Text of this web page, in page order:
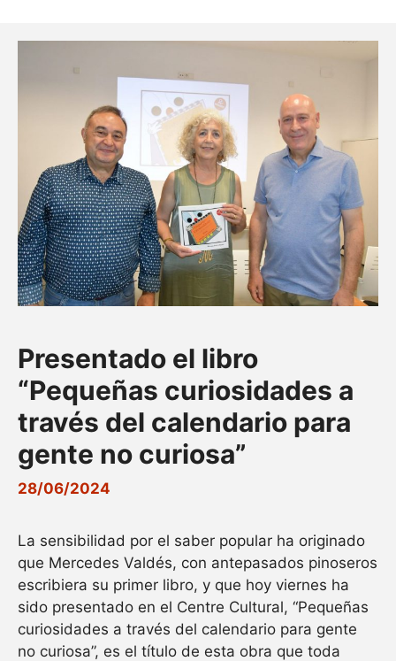
Presentado el libro
“Pequeñas curiosidades a
través del calendario para
gente no curiosa”
28/06/2024
La sensibilidad por el saber popular ha originado
que Mercedes Valdés, con antepasados pinoseros
escribiera su primer libro, y que hoy viernes ha
sido presentado en el Centre Cultural, “Pequeñas
curiosidades a través del calendario para gente
no curiosa”, es el título de esta obra que toda